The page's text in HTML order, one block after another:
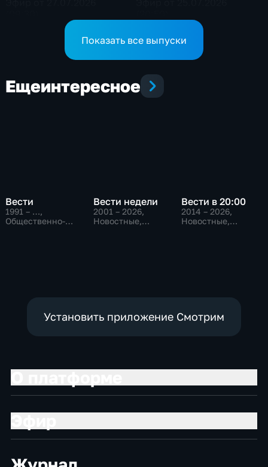
Показать все выпуски
Ещеинтересное
Вести
1991 – …,
Общественно-
Вести недели
2001 – 2026,
Новостные,
Вести в 20:00
2014 – 2026,
Новостные,
Установить приложение Смотрим